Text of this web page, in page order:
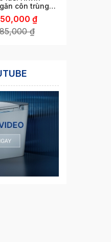
côn trùng
60/ 76 /80/
120/ 150 /160
/200 /250
₫
₫